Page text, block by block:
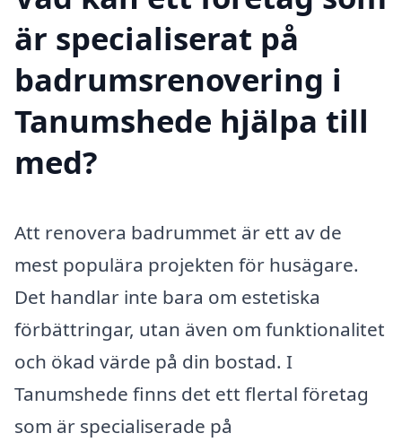
är specialiserat på
badrumsrenovering i
Tanumshede hjälpa till
med?
Att renovera badrummet är ett av de
mest populära projekten för husägare.
Det handlar inte bara om estetiska
förbättringar, utan även om funktionalitet
och ökad värde på din bostad. I
Tanumshede finns det ett flertal företag
som är specialiserade på